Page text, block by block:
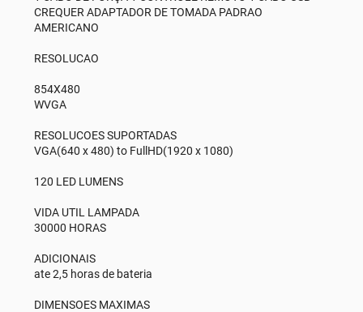
CREQUER ADAPTADOR DE TOMADA PADRAO
AMERICANO
RESOLUCAO
854X480
WVGA
RESOLUCOES SUPORTADAS
VGA(640 x 480) to FullHD(1920 x 1080)
120 LED LUMENS
VIDA UTIL LAMPADA
30000 HORAS
ADICIONAIS
ate 2,5 horas de bateria
DIMENSOES MAXIMAS